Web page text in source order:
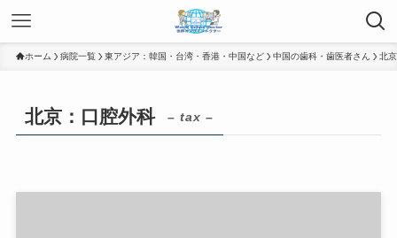
ホーム 病院一覧 東アジア：韓国・台湾・香港・中国など 中国の歯科・歯医者さん 北
北京：口腔外科 – tax –